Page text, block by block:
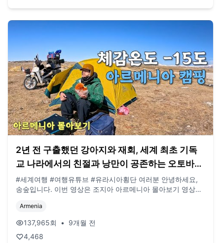
2년 전 구출했던 강아지와 재회, 세계 최초 기독
교 나라에서의 친절과 낭만이 공존하는 오토바이
여행 (유라시아 🇦🇲)
#세계여행 #여행유튜브 #유라시아횡단 여러분 안녕하세요,
송숲입니다. 이번 영상은 조지아 아르메니아 몰아보기 영상입
주셔서 감사드리고, 오늘도 행복한 하루 보내시길 바랍니다.
오늘도 사랑합니다. 비즈니스 이메일:
biz@companyboat.com 개인 이메일:
dlstjr8585@naver.com 인스타그램: song_forest 카메라:
Armenia
137,965회 •
9개월 전
4,468